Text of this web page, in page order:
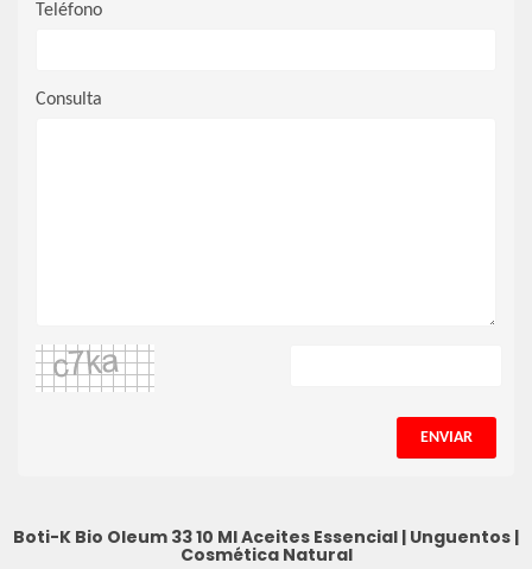
Teléfono
Consulta
ENVIAR
Boti-K Bio Oleum 33 10 MlAceites Essencial | Unguentos |
Cosmética Natural